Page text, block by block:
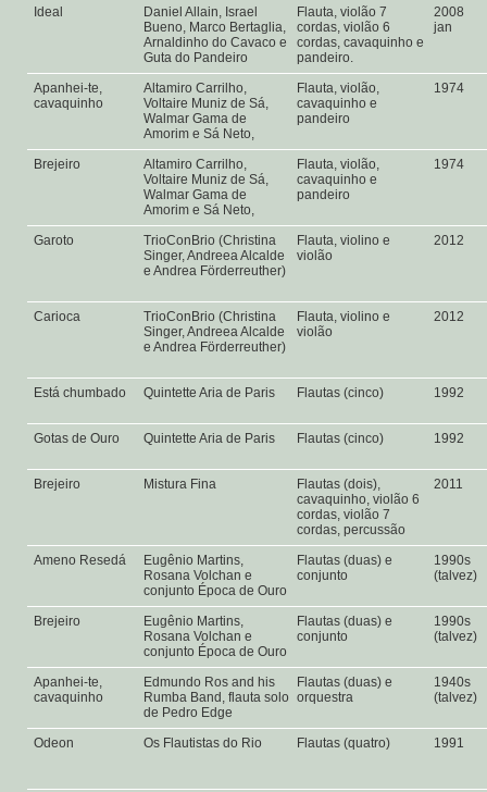
Ideal
Daniel Allain, Israel
Bueno, Marco Bertaglia,
Arnaldinho do Cavaco e
Guta do Pandeiro
Flauta, violão 7
cordas, violão 6
cordas, cavaquinho e
pandeiro.
2008
jan
Apanhei-te,
cavaquinho
Altamiro Carrilho,
Voltaire Muniz de Sá,
Walmar Gama de
Amorim e Sá Neto,
Flauta, violão,
cavaquinho e
pandeiro
1974
Brejeiro
Altamiro Carrilho,
Voltaire Muniz de Sá,
Walmar Gama de
Amorim e Sá Neto,
Flauta, violão,
cavaquinho e
pandeiro
1974
Garoto
TrioConBrio (Christina
Singer, Andreea Alcalde
e Andrea Förderreuther)
Flauta, violino e
violão
2012
Carioca
TrioConBrio (Christina
Singer, Andreea Alcalde
e Andrea Förderreuther)
Flauta, violino e
violão
2012
Está chumbado Quintette Aria de Paris Flautas (cinco) 1992
Gotas de Ouro Quintette Aria de Paris Flautas (cinco) 1992
Brejeiro Mistura Fina
Flautas (dois),
cavaquinho, violão 6
cordas, violão 7
cordas, percussão
2011
Ameno Resedá
Eugênio Martins,
Rosana Volchan e
conjunto Época de Ouro
Flautas (duas) e
conjunto
1990s
(talvez)
Brejeiro
Eugênio Martins,
Rosana Volchan e
conjunto Época de Ouro
Flautas (duas) e
conjunto
1990s
(talvez)
Apanhei-te,
cavaquinho
Edmundo Ros and his
Rumba Band, flauta solo
de Pedro Edge
Flautas (duas) e
orquestra
1940s
(talvez)
Odeon Os Flautistas do Rio Flautas (quatro) 1991